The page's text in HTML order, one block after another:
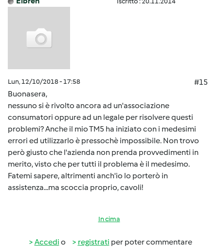
Lun, 12/10/2018 - 17:58
#15
Buonasera,
nessuno si è rivolto ancora ad un'associazione
consumatori oppure ad un legale per risolvere questi
problemi? Anche il mio TM5 ha iniziato con i medesimi
errori ed utilizzarlo è pressochè impossibile. Non trovo
però giusto che l'azienda non prenda provvedimenti in
merito, visto che per tutti il problema è il medesimo.
Fatemi sapere, altrimenti anch'io lo porterò in
assistenza...ma scoccia proprio, cavoli!
In cima
Accedi o registrati per poter commentare